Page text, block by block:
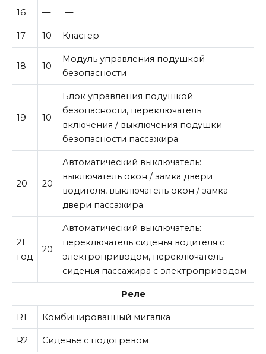
16 — —
17 10 Кластер
18 10
Модуль управления подушкой
безопасности
19 10
Блок управления подушкой
безопасности, переключатель
включения / выключения подушки
безопасности пассажира
20 20
Автоматический выключатель:
выключатель окон / замка двери
водителя, выключатель окон / замка
двери пассажира
21
год
20
Автоматический выключатель:
переключатель сиденья водителя с
электроприводом, переключатель
сиденья пассажира с электроприводом
Реле
R1 Комбинированный мигалка
R2 Сиденье с подогревом